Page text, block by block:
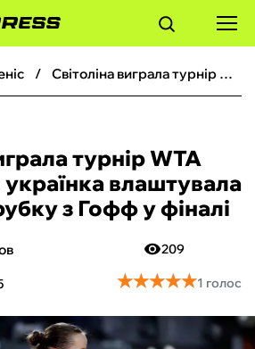
Світоліна виграла турнір WTA 1000 у Римі: українка влаштувала справжню рубку з Гофф у фіналі
турнір WTA
українка влаштувала
з Гофф у фіналі
209
★★★★★
★★★★★1 голос